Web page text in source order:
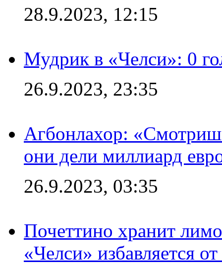
28.9.2023, 12:15
Мудрик в «Челси»: 0
26.9.2023, 23:35
Агбонлахор:
они дели миллиард
26.9.2023, 03:35
Почеттино хранит
«Челси» избавляется